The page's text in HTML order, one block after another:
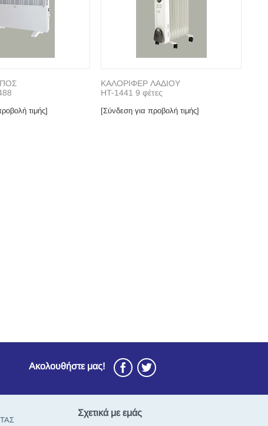
τιμής]
ΚΑΛΟΡΙΦΕΡ ΛΑΔΙΟΥ
HT-1441 9 φέτες
[Σύνδεση για προβολή τιμής]
Ακολουθήστε μας!
Σχετικά με εμάς